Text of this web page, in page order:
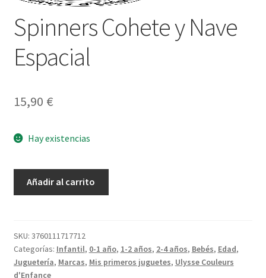
Spinners Cohete y Nave
Espacial
15,90 €
Hay existencias
Espacial
cantidad
Añadir al carrito
SKU: 3760111717712
Categorías: Infantil, 0-1 año, 1-2 años, 2-4 años, Bebés, Edad,
Juguetería, Marcas, Mis primeros juguetes, Ulysse Couleurs
d'Enfance